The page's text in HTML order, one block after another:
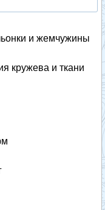
и жемчужины
кружева и ткани